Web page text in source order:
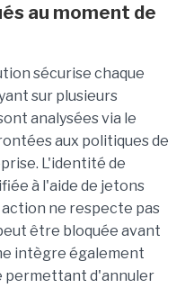
au moment de
sécurise chaque
sur plusieurs
analysées via le
aux politiques de
L'identité de
à l'aide de jetons
ne respecte pas
être bloquée avant
intègre également
permettant d'annuler